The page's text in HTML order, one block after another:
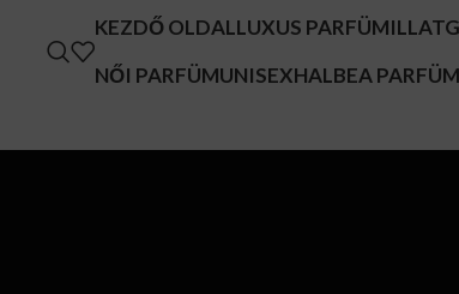
KEZDŐ OLDALLUXUS PARFÜM
NŐI PARFÜMUNISEXHALBEA